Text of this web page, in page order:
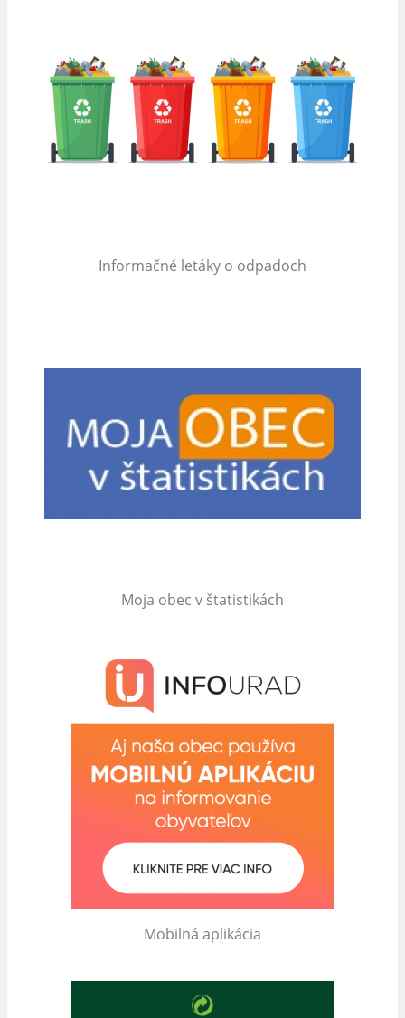
Informačné letáky o odpadoch
Moja obec v štatistikách
Mobilná aplikácia